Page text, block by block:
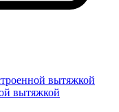
вытяжкой
вытяжкой